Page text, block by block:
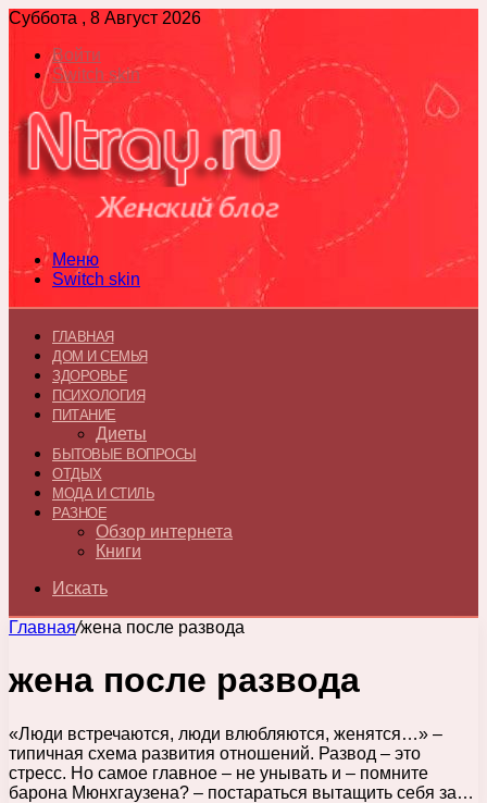
Суббота , 8 Август 2026
Войти
Switch skin
Меню
Switch skin
ГЛАВНАЯ
ДОМ И СЕМЬЯ
ЗДОРОВЬЕ
ПСИХОЛОГИЯ
ПИТАНИЕ
Диеты
БЫТОВЫЕ ВОПРОСЫ
ОТДЫХ
МОДА И СТИЛЬ
РАЗНОЕ
Обзор интернета
Книги
Искать
Главная/жена после развода
жена после развода
«Люди встречаются, люди влюбляются, женятся…» –
типичная схема развития отношений. Развод – это
стресс. Но самое главное – не унывать и – помните
барона Мюнхгаузена? – постараться вытащить себя за…